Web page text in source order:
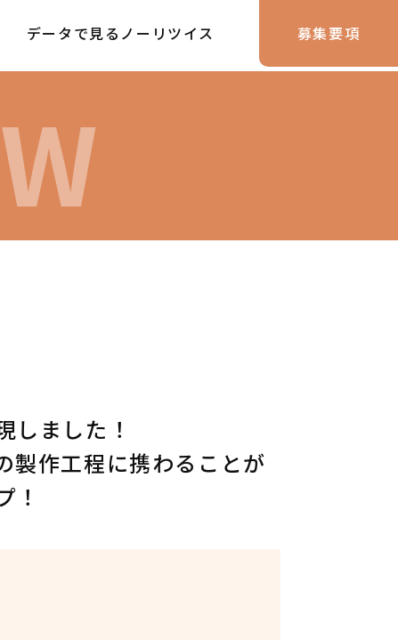
データで見るノーリツイス 募集要項
しました！
製作工程に携わることが
！